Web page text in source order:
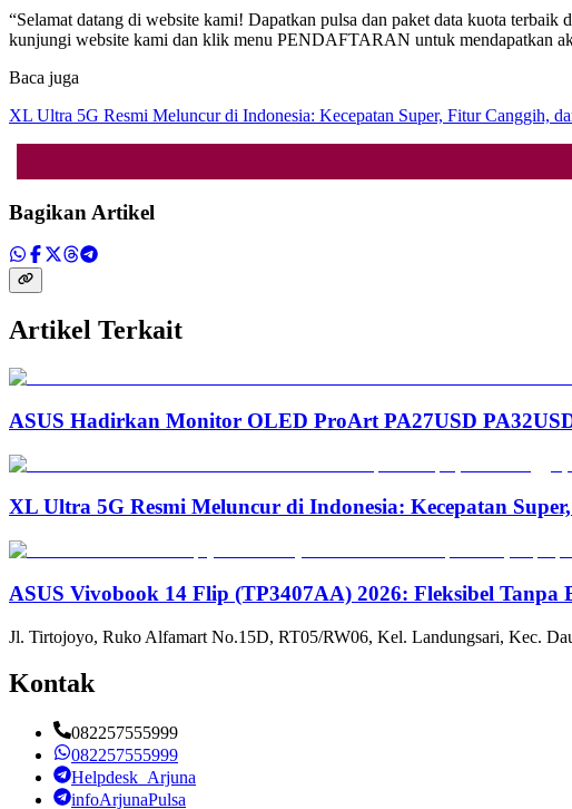
“Selamat datang di website kami! Dapatkan pulsa dan paket data kuota
kunjungi website kami dan klik menu PENDAFTARAN untuk mendapatkan
Baca juga
XL Ultra 5G Resmi Meluncur di Indonesia: Kecepatan Super, Fitur Canggih,
Bagikan Artikel
Artikel Terkait
ASUS Hadirkan Monitor OLED ProArt PA27USD
XL Ultra 5G Resmi Meluncur di Indonesia: Kecepatan
ASUS Vivobook 14 Flip (TP3407AA) 2026: Fleksibel
Jl. Tirtojoyo, Ruko Alfamart No.15D, RT05/RW06, Kel. Landungsari, Kec.
Kontak
082257555999
082257555999
Helpdesk_Arjuna
infoArjunaPulsa